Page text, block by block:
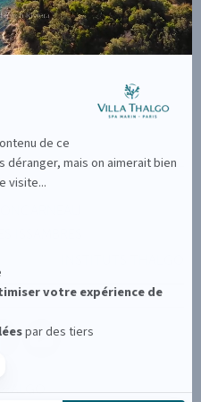
de ce
mais on aimerait bien
visite...
votre expérience de
par des tiers
CGV
CGV Bons Cadeaux
ISSAMBRES